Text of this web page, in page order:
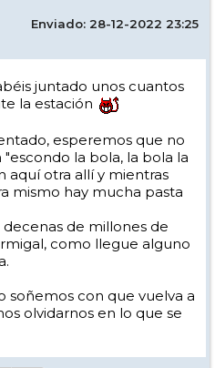
Enviado: 28-12-2022 23:25
juntado unos cuantos
la estación
esperemos que no
la bola, la bola la
aquí otra allí y mientras
mismo hay mucha pasta
de millones de
como llegue alguno
con que vuelva a
olvidarnos en lo que se